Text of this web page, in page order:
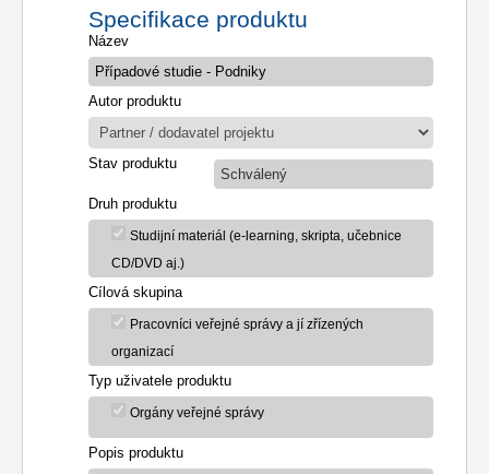
Specifikace produktu
Název
Autor produktu
Stav produktu
Schválený
Druh produktu
Studijní materiál (e-learning, skripta, učebnice
CD/DVD aj.)
Cílová skupina
Pracovníci veřejné správy a jí zřízených
organizací
Typ uživatele produktu
Orgány veřejné správy
Popis produktu